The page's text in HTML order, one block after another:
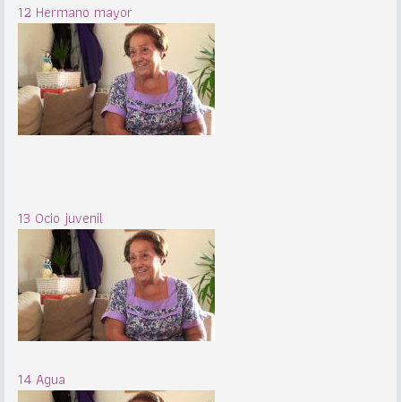
12 Hermano mayor
13 Ocio juvenil
14 Agua